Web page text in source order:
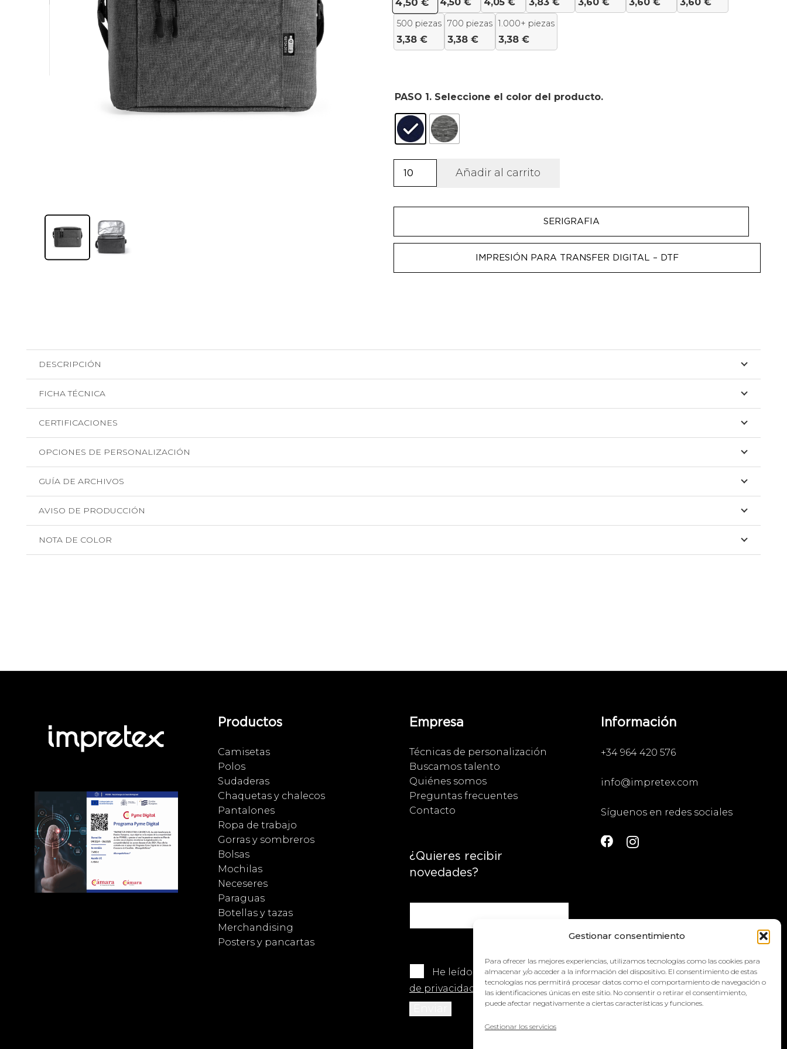
Gestionar consentimiento
Para ofrecer las mejores experiencias, utilizamos tecnologías como las cookies para
almacenar y/o acceder a la información del dispositivo. El consentimiento de estas
tecnologías nos permitirá procesar datos como el comportamiento de navegación o
las identificaciones únicas en este sitio. No consentir o retirar el consentimiento,
puede afectar negativamente a ciertas características y funciones.
Gestionar los servicios
4,50 €
500 piezas
3,38 €
700 piezas
3,38 €
1.000+ piezas
3,38 €
PASO 1. Seleccione el color del producto.
Nevera
de
Añadir al carrito
SERIGRAFIA
IMPRESIÓN PARA TRANSFER DIGITAL – DTF
DESCRIPCIÓN
FICHA TÉCNICA
CERTIFICACIONES
OPCIONES DE PERSONALIZACIÓN
GUÍA DE ARCHIVOS
AVISO DE PRODUCCIÓN
NOTA DE COLOR
Productos
Camisetas
Polos
Sudaderas
Chaquetas y chalecos
Pantalones
Ropa de trabajo
Gorras y sombreros
Bolsas
Mochilas
Neceseres
Paraguas
Botellas y tazas
Merchandising
Posters y pancartas
Empresa
Técnicas de personalización
Buscamos talento
Quiénes somos
Preguntas frecuentes
Contacto
¿Quieres recibir
novedades?
He leído y acepto lapolítica
de privacidad
Información
+34 964 420 576
info@impretex.com
Síguenos en redes sociales